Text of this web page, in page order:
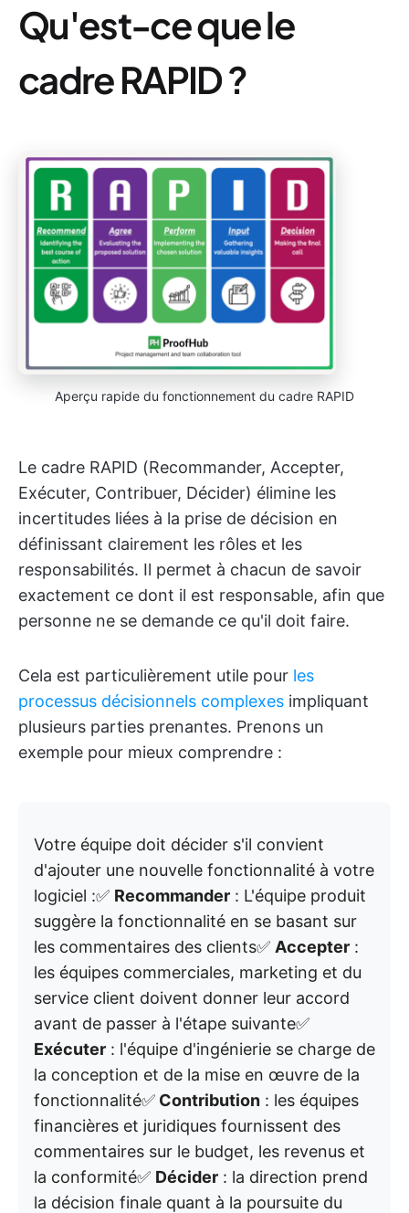
Qu'est-ce que le
cadre RAPID ?
Aperçu rapide du fonctionnement du cadre RAPID
Le cadre RAPID (Recommander, Accepter,
Exécuter, Contribuer, Décider) élimine les
incertitudes liées à la prise de décision en
définissant clairement les rôles et les
responsabilités. Il permet à chacun de savoir
exactement ce dont il est responsable, afin que
personne ne se demande ce qu'il doit faire.
Cela est particulièrement utile pour les
processus décisionnels complexes impliquant
plusieurs parties prenantes. Prenons un
exemple pour mieux comprendre :
Votre équipe doit décider s'il convient
d'ajouter une nouvelle fonctionnalité à votre
logiciel :✅ Recommander : L'équipe produit
suggère la fonctionnalité en se basant sur
les commentaires des clients✅ Accepter :
les équipes commerciales, marketing et du
service client doivent donner leur accord
avant de passer à l'étape suivante✅
Exécuter : l'équipe d'ingénierie se charge de
la conception et de la mise en œuvre de la
fonctionnalité✅ Contribution : les équipes
financières et juridiques fournissent des
commentaires sur le budget, les revenus et
la conformité✅ Décider : la direction prend
la décision finale quant à la poursuite du